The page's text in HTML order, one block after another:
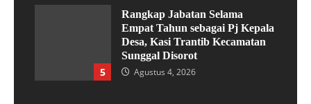
5
Rangkap Jabatan Selama
Empat Tahun sebagai Pj Kepala
Desa, Kasi Trantib Kecamatan
Sunggal Disorot
Agustus 4, 2026